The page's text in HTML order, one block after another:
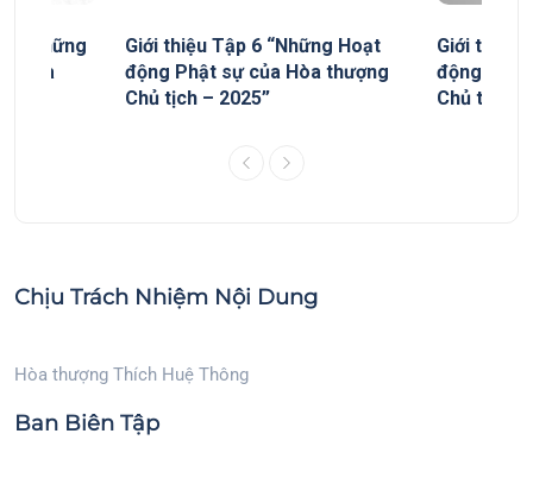
“Những
Hòa
Giới thiệu Tập 6 “Những Hoạt
động Phật sự của Hòa thượng
Chủ tịch – 2025”
Giới thiệu
động
Chủ tịch”
Chịu Trách Nhiệm Nội Dung
Hòa thượng Thích Huệ Thông
Ban Biên Tập